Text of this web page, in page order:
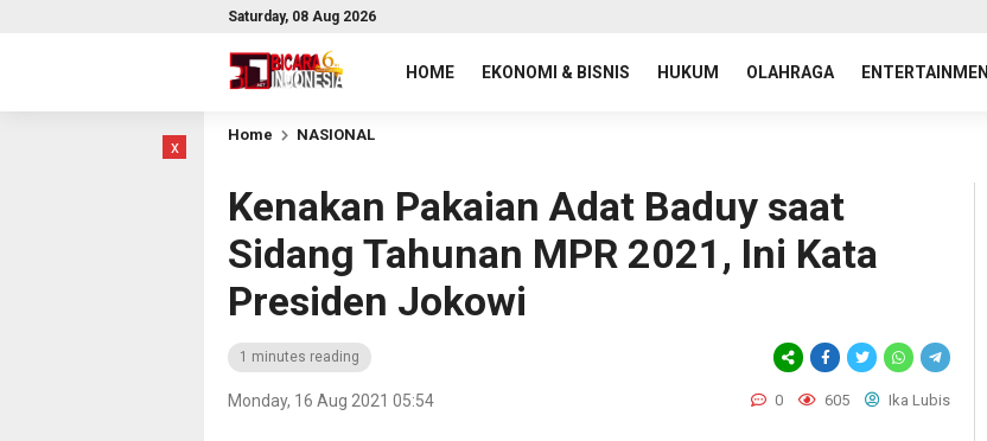
Saturday, 08 Aug 2026
HOME EKONOMI & BISNIS HUKUM OLAHRAGA
x
Home NASIONAL
Kenakan Pakaian Adat Baduy saat
Sidang Tahunan MPR 2021, Ini Kata
Presiden Jokowi
1 minutes reading
Monday, 16 Aug 2021 05:54 0 605 Ika Lubis